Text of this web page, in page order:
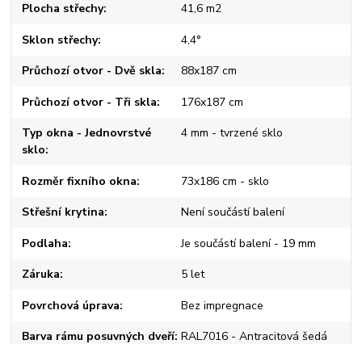
Plocha střechy 41,6 m2
Sklon střechy 4,4°
Průchozí otvor - Dvě skla 88x187 cm
Průchozí otvor - Tři skla 176x187 cm
Typ okna - Jednovrstvé
sklo
4 mm - tvrzené sklo
Rozměr fixního okna 73x186 cm - sklo
Střešní krytina Není součástí balení
Podlaha Je součástí balení - 19 mm
Záruka 5 let
Povrchová úprava Bez impregnace
Barva rámu posuvných dveří RAL7016 - Antracitová šedá